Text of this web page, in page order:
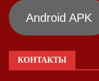
Android APK
КОНТАКТЫ